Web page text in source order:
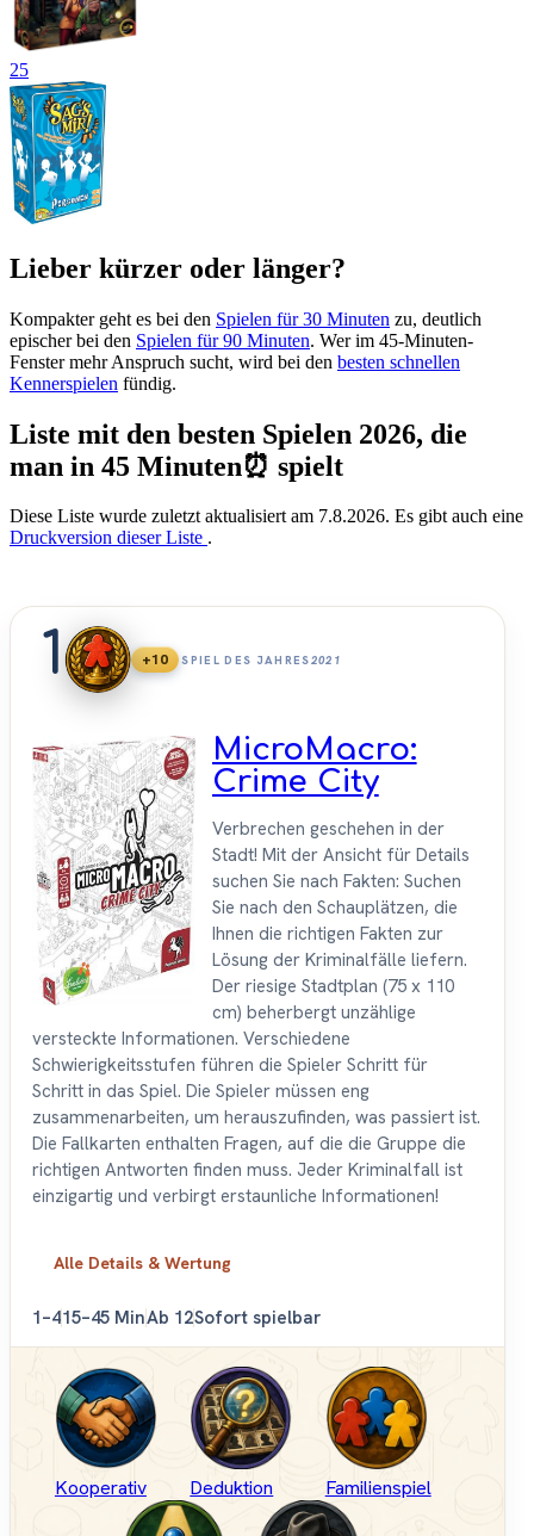
25
Lieber kürzer oder länger?
Kompakter geht es bei den Spielen für 30 Minuten zu, deutlich
epischer bei den Spielen für 90 Minuten. Wer im 45-Minuten-
Fenster mehr Anspruch sucht, wird bei den besten schnellen
Kennerspielen fündig.
Liste mit den besten Spielen 2026, die
man in 45 Minuten⏰ spielt
Diese Liste wurde zuletzt aktualisiert am 7.8.2026. Es gibt auch eine
Druckversion dieser Liste .
1 +10 SPIEL DES JAHRES2021
MicroMacro:
Crime City
Verbrechen geschehen in der
Stadt! Mit der Ansicht für Details
suchen Sie nach Fakten: Suchen
Sie nach den Schauplätzen, die
Ihnen die richtigen Fakten zur
Lösung der Kriminalfälle liefern.
Der riesige Stadtplan (75 x 110
cm) beherbergt unzählige
versteckte Informationen. Verschiedene
Schwierigkeitsstufen führen die Spieler Schritt für
Schritt in das Spiel. Die Spieler müssen eng
zusammenarbeiten, um herauszufinden, was passiert ist.
Die Fallkarten enthalten Fragen, auf die die Gruppe die
richtigen Antworten finden muss. Jeder Kriminalfall ist
einzigartig und verbirgt erstaunliche Informationen!
Alle Details & Wertung
1–415–45 MinAb 12Sofort spielbar
Kooperativ Deduktion Familienspiel